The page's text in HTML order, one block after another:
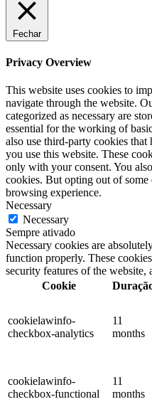
Fechar
Privacy Overview
This website uses cookies to
navigate through the website.
categorized as necessary are
essential for the working of
also use third-party cookies
you use this website. These
only with your consent. You
cookies. But opting out of
browsing experience.
Necessary
Necessary
Sempre ativado
Necessary cookies are
function properly. These
security features of the website,
Cookie
cookielawinfo-
checkbox-analytics
11
months
cookielawinfo-
checkbox-functional
11
months